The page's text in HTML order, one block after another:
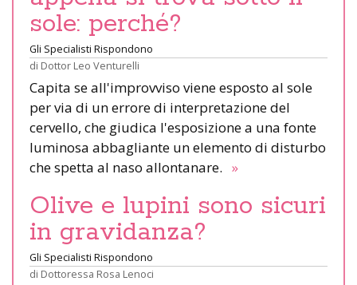
sole: perché?
Gli Specialisti Rispondono
di Dottor Leo Venturelli
Capita se all'improvviso viene esposto al sole
per via di un errore di interpretazione del
cervello, che giudica l'esposizione a una fonte
luminosa abbagliante un elemento di disturbo
che spetta al naso allontanare. »
Olive e lupini sono sicuri
in gravidanza?
Gli Specialisti Rispondono
di Dottoressa Rosa Lenoci